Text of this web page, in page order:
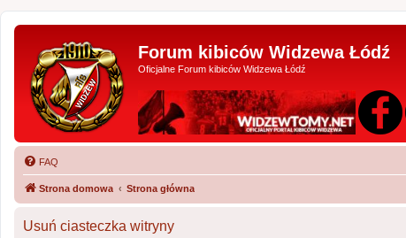
Forum kibiców Widzewa Łódź
Oficjalne Forum kibiców Widzewa Łódź
FAQ
Strona domowa Strona główna
Usuń ciasteczka witryny